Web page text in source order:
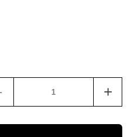
+